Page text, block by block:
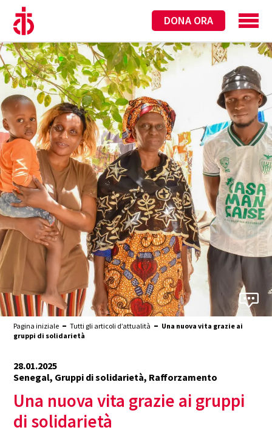
DONA ORA
Pagina iniziale Tutti gli articoli d’attualità
Una nuova vita grazie ai
gruppi di solidarietà
28.01.2025
Senegal, Gruppi di solidarietà, Rafforzamento
Una nuova vita grazie ai gruppi
di solidarietà